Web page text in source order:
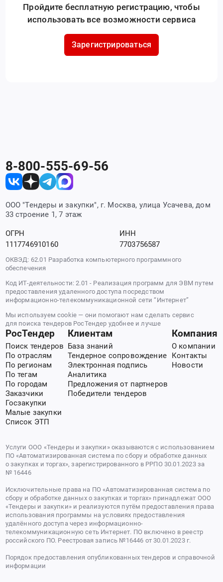
Пройдите бесплатную регистрацию, чтобы
использовать все возможности сервиса
Зарегистрироваться
8-800-555-69-56
ООО "Тендеры и закупки", г. Москва, улица Усачева, дом
33 строение 1, 7 этаж
ОГРН
1117746910160
ИНН
7703756587
ОКВЭД: 62.01 Разработка компьютерного программного
обеспечения
Код ИТ-деятельности: 2.01 - Реализация программ для ЭВМ путем
предоставления удаленного доступа посредством
информационно-телекоммуникационной сети “Интернет”
Мы используем cookie — они помогают нам сделать сервис
для поиска тендеров РосТендер удобнее и лучше
РосТендер
Поиск тендеров
По отраслям
По регионам
По тегам
По городам
Заказчики
Госзакупки
Малые закупки
Список ЭТП
Клиентам
База знаний
Тендерное сопровождение
Электронная подпись
Аналитика
Предложения от партнеров
Победители тендеров
Компания
О компании
Контакты
Новости
Услуги ООО «Тендеры и закупки» оказываются с использованием
ПО «Автоматизированная система по сбору и обработке данных
о закупках и торгах», зарегистрированного в РРПО 30.01.2023 за
№ 16446
Исключительные права на ПО «Автоматизированная система по
сбору и обработке данных о закупках и торгах» принадлежат ООО
«Тендеры и закупки» и реализуются путём предоставления права
использования программы на условиях предоставления
удалённого доступа через информационно-
телекоммуникационную сеть Интернет. ПО включено в реестр
российского ПО. Реестровая запись №16446 от 30.01.2023 г.
Порядок предоставления опубликованных тендеров и справочной
информации